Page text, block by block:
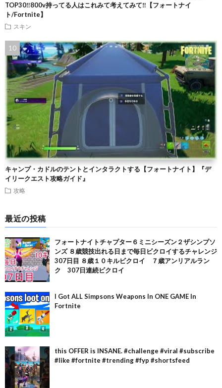
TOP30‼️800v持ってる人はこれみて考えてみて‼️【フォートナイ
ト/Fortnite】
スキン
キャンプ・カドルのテントとインタラクトする【フォートナイト】『デ
イリークエスト攻略ガイド』
攻略
最近の投稿
フォートナイトチャプター６ミニシーズン２ザシンプソ
ンズ ８歳競技出れる日まで毎日ビクロイするチャレンジ
307日目 ８歳１０キルビクロイ ７歳アンリアルラン
ク 307日連続ビクロイ
I Got ALL Simpsons Weapons In ONE GAME In
Fortnite
this OFFER is INSANE. #challenge #viral #subscribe
#like #fortnite #trending #fyp #shortsfeed